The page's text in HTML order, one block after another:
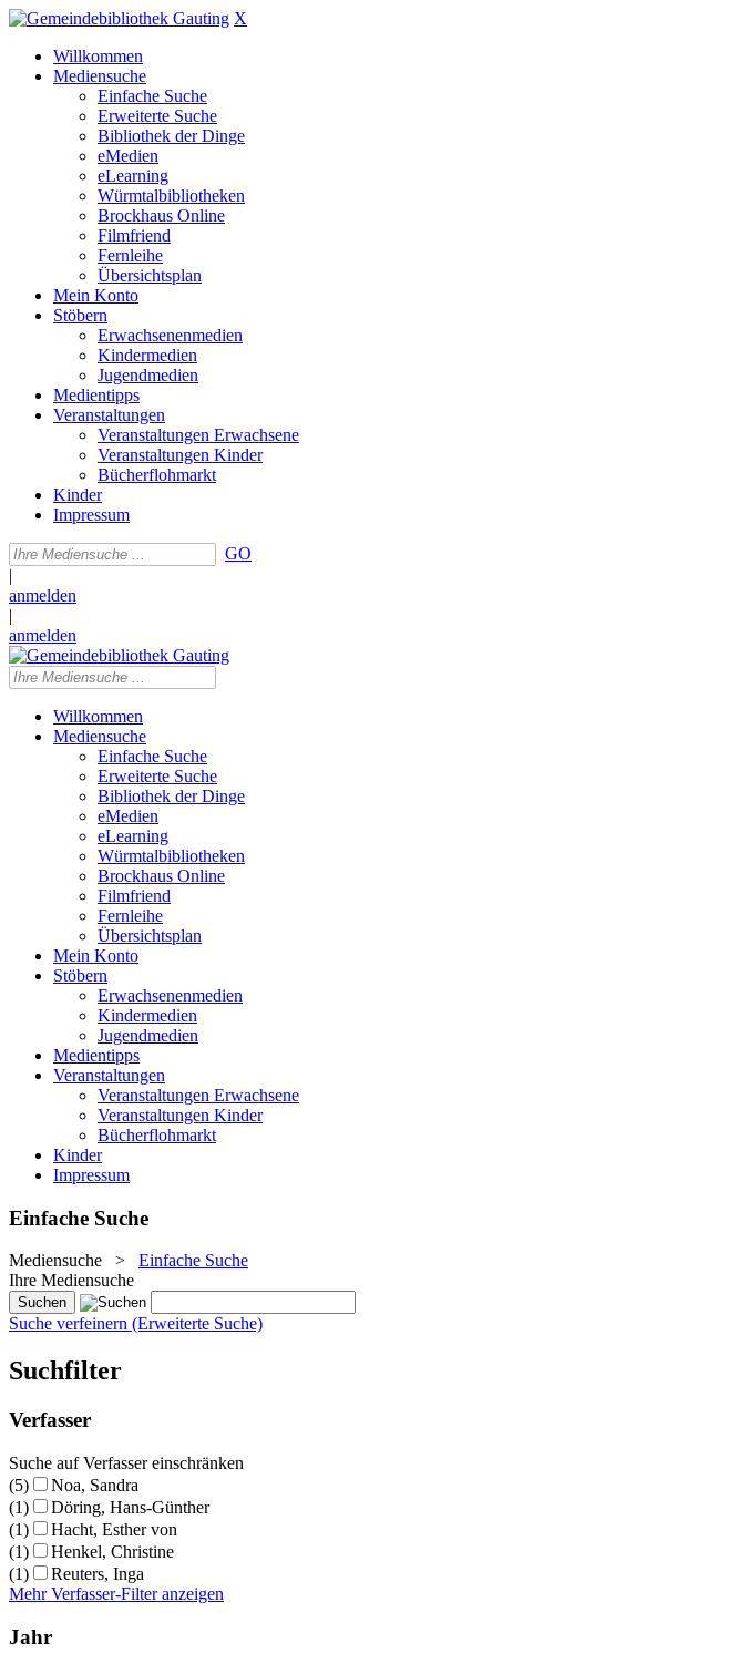
X
Willkommen
Mediensuche
Einfache Suche
Erweiterte Suche
Bibliothek der Dinge
eMedien
eLearning
Würmtalbibliotheken
Brockhaus Online
Filmfriend
Fernleihe
Übersichtsplan
Mein Konto
Stöbern
Erwachsenenmedien
Kindermedien
Jugendmedien
Medientipps
Veranstaltungen
Veranstaltungen Erwachsene
Veranstaltungen Kinder
Bücherflohmarkt
Kinder
Impressum
GO
|
anmelden
|
anmelden
Willkommen
Mediensuche
Einfache Suche
Erweiterte Suche
Bibliothek der Dinge
eMedien
eLearning
Würmtalbibliotheken
Brockhaus Online
Filmfriend
Fernleihe
Übersichtsplan
Mein Konto
Stöbern
Erwachsenenmedien
Kindermedien
Jugendmedien
Medientipps
Veranstaltungen
Veranstaltungen Erwachsene
Veranstaltungen Kinder
Bücherflohmarkt
Kinder
Impressum
Einfache Suche
Mediensuche > Einfache Suche
Ihre Mediensuche
Suche verfeinern (Erweiterte Suche)
Suchfilter
Verfasser
Suche auf Verfasser einschränken
(5)
Noa, Sandra
(1)
Döring, Hans-Günther
(1)
Hacht, Esther von
(1)
Henkel, Christine
(1)
Reuters, Inga
Mehr Verfasser-Filter anzeigen
Jahr